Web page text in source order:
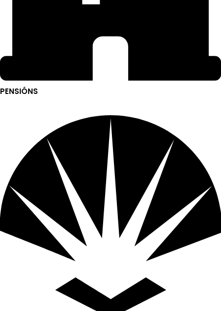
PENSIÓNS